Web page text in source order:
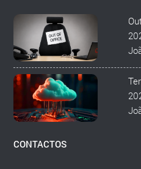
CONTACTOS